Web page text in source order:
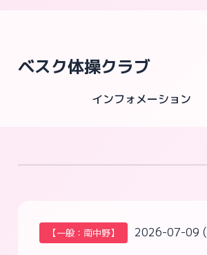
ベスク体操クラブ
インフォメーション
【一般：南中野】 2026-07-09